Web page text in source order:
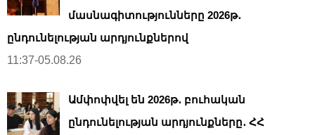
մասնագիտությունները 2026թ․
ընդունելության արդյունքներով
11:37-05.08.26
Ամփոփվել են 2026թ․ բուհական
ընդունելության արդյունքները․ ՀՀ